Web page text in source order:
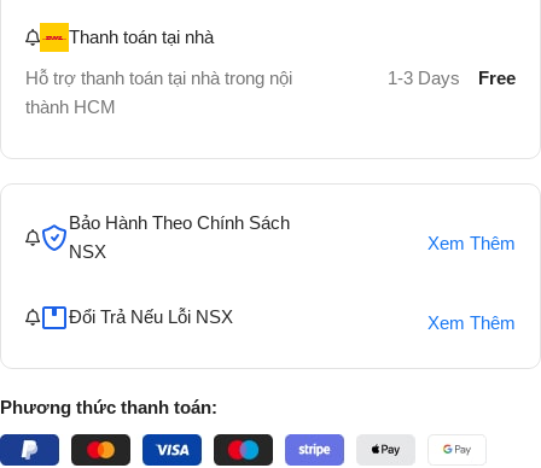
Thanh toán tại nhà
Hỗ trợ thanh toán tại nhà trong nội
thành HCM
1-3 Days Free
Bảo Hành Theo Chính Sách
NSX
Xem Thêm
Đổi Trả Nếu Lỗi NSX Xem Thêm
Phương thức thanh toán: